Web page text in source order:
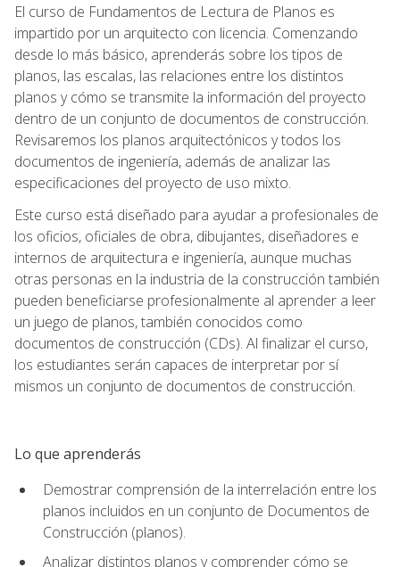
El curso de Fundamentos de Lectura de Planos es
impartido por un arquitecto con licencia. Comenzando
desde lo más básico, aprenderás sobre los tipos de
planos, las escalas, las relaciones entre los distintos
planos y cómo se transmite la información del proyecto
dentro de un conjunto de documentos de construcción.
Revisaremos los planos arquitectónicos y todos los
documentos de ingeniería, además de analizar las
especificaciones del proyecto de uso mixto.
Este curso está diseñado para ayudar a profesionales de
los oficios, oficiales de obra, dibujantes, diseñadores e
internos de arquitectura e ingeniería, aunque muchas
otras personas en la industria de la construcción también
pueden beneficiarse profesionalmente al aprender a leer
un juego de planos, también conocidos como
documentos de construcción (CDs). Al finalizar el curso,
los estudiantes serán capaces de interpretar por sí
mismos un conjunto de documentos de construcción.
Lo que aprenderás
Demostrar comprensión de la interrelación entre los
planos incluidos en un conjunto de Documentos de
Construcción (planos).
Analizar distintos planos y comprender cómo se